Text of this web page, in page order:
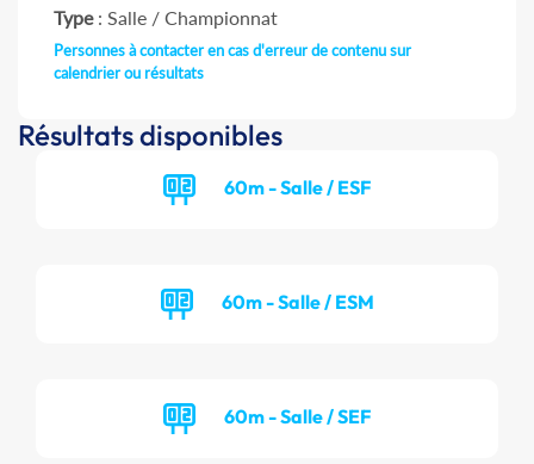
Type: Salle / Championnat
Personnes à contacter en cas d'erreur de contenu sur
calendrier ou résultats
Résultats disponibles
60m - Salle / ESF
60m - Salle / ESM
60m - Salle / SEF